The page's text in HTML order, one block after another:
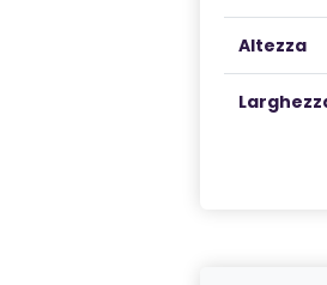
Altezza